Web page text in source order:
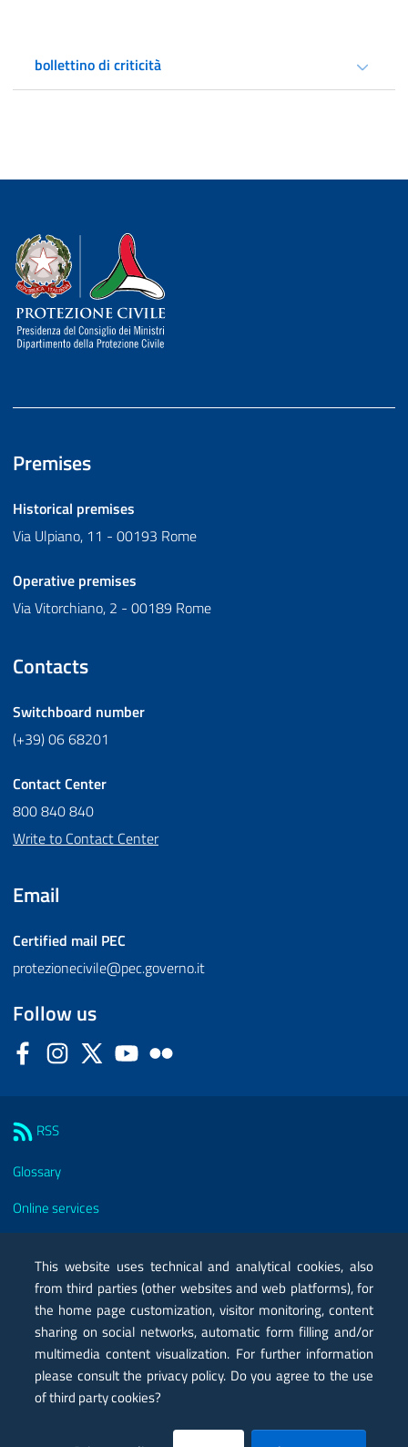
bollettino di criticità
Dipartimento della Protezione Civile
Premises
Historical premises
Via Ulpiano, 11 - 00193 Rome
Operative premises
Via Vitorchiano, 2 - 00189 Rome
Contacts
Switchboard number
(+39) 06 68201
Contact Center
800 840 840
Write to Contact Center
Email
Certified mail PEC
protezionecivile@pec.governo.it
Follow us
FacebookInstagram
Twitter YouTube
RSS
Glossary
Online services
Certified mail PEC
Privacy
Legal notes
Contacts
This website uses technical and analytical cookies, also
from third parties (other websites and web platforms), for
the home page customization, visitor monitoring, content
sharing on social networks, automatic form filling and/or
multimedia content visualization. For further information
please consult the privacy policy. Do you agree to the use
of third party cookies?